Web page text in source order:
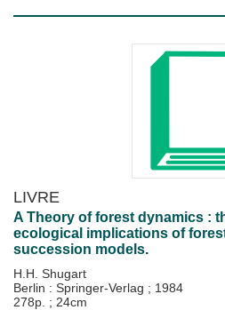
LIVRE
A Theory of forest dynamics :
ecological implications of
succession models.
H.H. Shugart
Berlin : Springer-Verlag ; 1984
278p. ; 24cm